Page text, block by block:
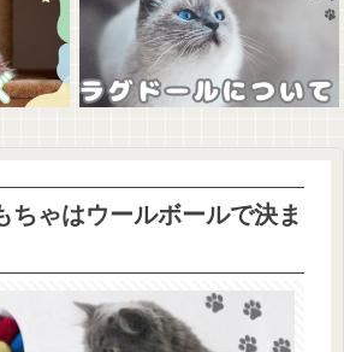
ちゃはウールボールで決ま